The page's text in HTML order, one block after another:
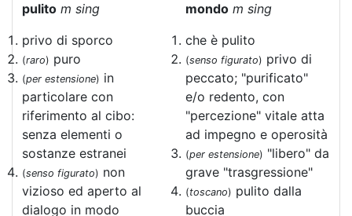
pulito m sing
privo di sporco
(raro) puro
(per estensione) in
particolare con
riferimento al cibo:
senza elementi o
sostanze estranei
(senso figurato) non
vizioso ed aperto al
dialogo in modo
mondo m sing
che è pulito
(senso figurato) privo di
peccato; "purificato"
e/o redento, con
"percezione" vitale atta
ad impegno e operosità
(per estensione) "libero" da
grave "trasgressione"
(toscano) pulito dalla
buccia